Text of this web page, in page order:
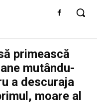
primească
mutându-
a descuraja
moare al